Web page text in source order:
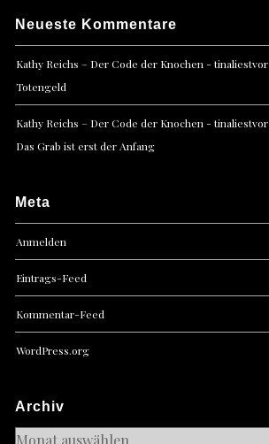
Neueste Kommentare
Kathy Reichs – Der Code der Knochen - tinaliestvor
Totengeld
Kathy Reichs – Der Code der Knochen - tinaliestvor
Das Grab ist erst der Anfang
Meta
Anmelden
Eintrags-Feed
Kommentar-Feed
WordPress.org
Archiv
Archiv